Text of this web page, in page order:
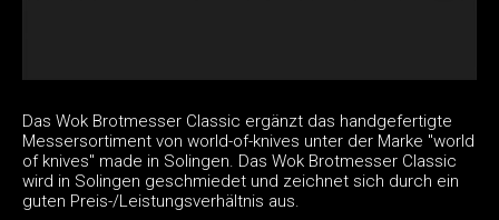
Das Wok Brotmesser Classic ergänzt das handgefertigte
Messersortiment von world-of-knives unter der Marke "world
of knives" made in Solingen. Das Wok Brotmesser Classic
wird in Solingen geschmiedet und zeichnet sich durch ein
guten Preis-/Leistungsverhältnis aus.